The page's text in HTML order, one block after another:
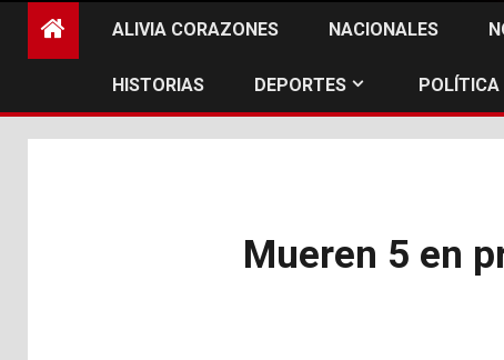
ALIVIA CORAZONES NACIONALES
HISTORIAS DEPORTES POLÍTICA
Mueren 5 en